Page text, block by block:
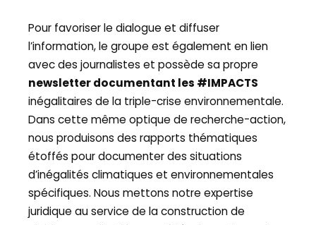
Pour favoriser le dialogue et diffuser
l’information, le groupe est également en lien
avec des journalistes et possède sa propre
newsletter documentant les #IMPACTS
inégalitaires de la triple-crise environnementale.
Dans cette même optique de recherche-action,
nous produisons des rapports thématiques
étoffés pour documenter des situations
d’inégalités climatiques et environnementales
spécifiques. Nous mettons notre expertise
juridique au service de la construction de